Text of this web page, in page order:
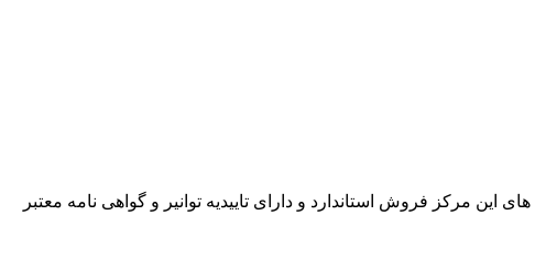
شود. تمامی کابل های این مرکز فروش استاندارد و دارای تاییدیه توانیر و گواهی نامه معتبر